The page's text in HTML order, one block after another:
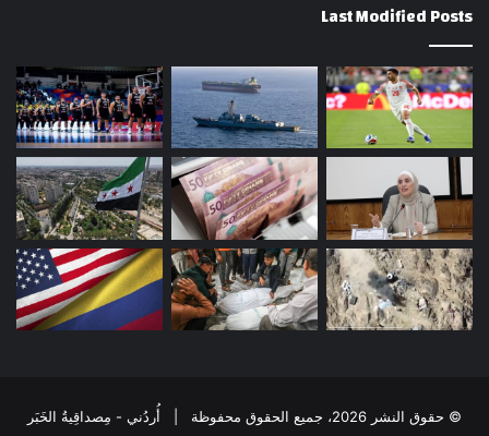
Last Modified Posts
© حقوق النشر 2026، جميع الحقوق محفوظة | أُردُني - مِصداقِيةُ الخَبَر